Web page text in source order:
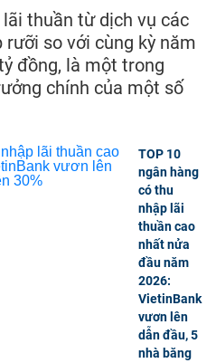
thuần từ dịch vụ các
so với cùng kỳ năm
đồng, là một trong
chính của một số
TOP 10
ngân hàng
có thu
nhập lãi
thuần cao
nhất nửa
đầu năm
2026:
VietinBank
vươn lên
dẫn đầu, 5
nhà băng